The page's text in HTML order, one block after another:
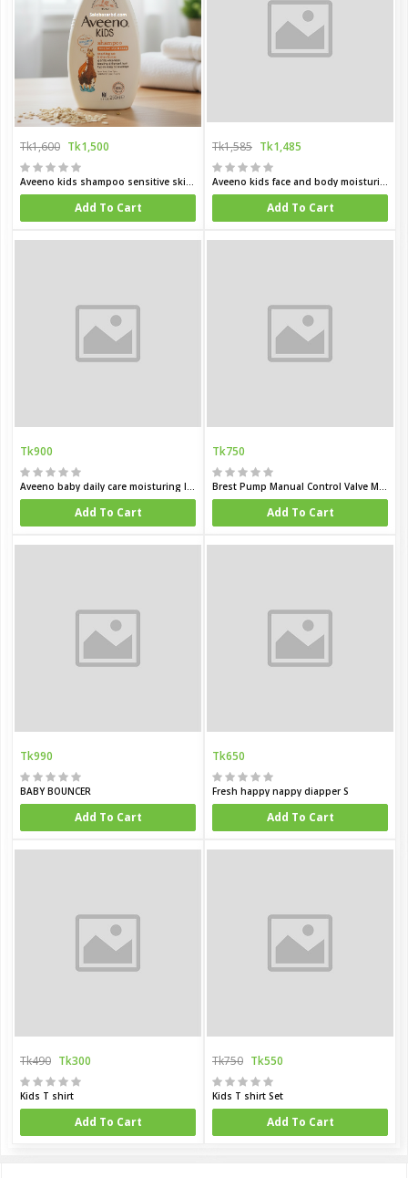
Tk1,600 Tk1,500
Aveeno kids shampoo sensitive skin and skalp 250 ml
Add To Cart
Tk1,585 Tk1,485
Aveeno kids face and body moisturing lotion 150 ml
Add To Cart
Tk900
Aveeno baby daily care moisturing lotion for sensitive skin 150 ml
Add To Cart
Tk750
Brest Pump Manual Control Valve Mom Breastfeeding Baby Milk Suction Feeding Newborn Bottle
Add To Cart
Tk990
BABY BOUNCER
Add To Cart
Tk650
Fresh happy nappy diapper S
Add To Cart
Tk490 Tk300
Kids T shirt
Add To Cart
Tk750 Tk550
Kids T shirt Set
Add To Cart